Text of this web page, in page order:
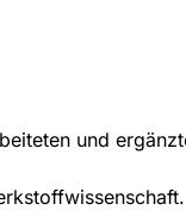
und